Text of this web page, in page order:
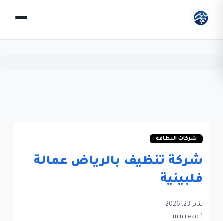
شركات النظافة
شركة تنظيف بالرياض عمالة
فلبينية
يناير 23, 2026
1 min read